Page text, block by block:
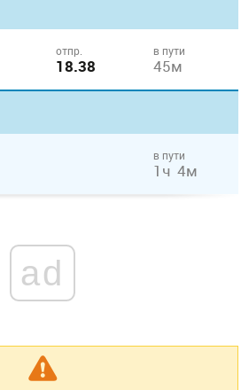
отпр.
18.38
в пути
45м
в пути
1ч 4м
ad